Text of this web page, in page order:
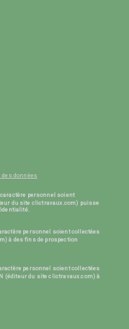
des données
personnel soient
du site clictravaux.com) puisse
personnel soient collectées
à des fins de prospection
personnel soient collectées
(éditeur du site clictravaux.com) à